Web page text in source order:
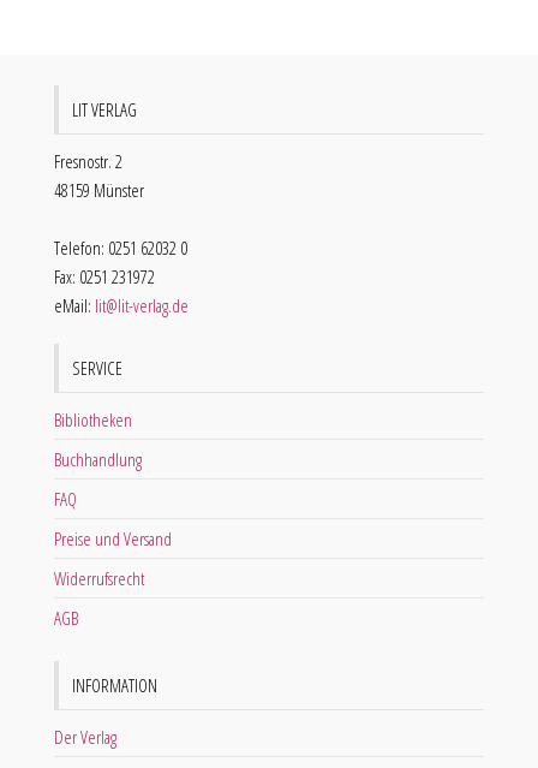
LIT VERLAG
Fresnostr. 2
48159 Münster
Telefon: 0251 62032 0
Fax: 0251 231972
eMail: lit@lit-verlag.de
SERVICE
Bibliotheken
Buchhandlung
FAQ
Preise und Versand
Widerrufsrecht
AGB
INFORMATION
Der Verlag